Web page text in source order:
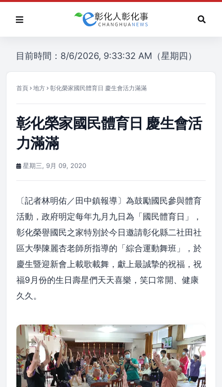
目前時間：8/6/2026, 9:33:32 AM（星期四）
首頁 地方 彰化榮家國民體育日 慶生會活力滿滿
彰化榮家國民體育日 慶生會活
力滿滿
星期三, 9月 09, 2020
〔記者林明佑／田中鎮報導〕為鼓勵國民參與體育
活動，政府明定每年九月九日為「國民體育日」，
彰化榮譽國民之家特別於今日邀請彰化縣二社田社
區大學陳麗杏老師所指導的「綜合運動舞班」，於
慶生暨迎新會上載歌載舞，獻上最誠摯的祝福，祝
福9月份的生日壽星們天天喜樂，笑口常開、健康
久久。